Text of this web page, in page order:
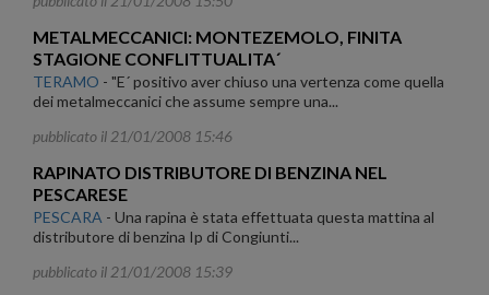
METALMECCANICI: MONTEZEMOLO, FINITA
STAGIONE CONFLITTUALITA´
TERAMO - "E´ positivo aver chiuso una vertenza come quella
dei metalmeccanici che assume sempre una...
pubblicato il 21/01/2008 15:46
RAPINATO DISTRIBUTORE DI BENZINA NEL
PESCARESE
PESCARA - Una rapina è stata effettuata questa mattina al
distributore di benzina Ip di Congiunti...
pubblicato il 21/01/2008 15:39